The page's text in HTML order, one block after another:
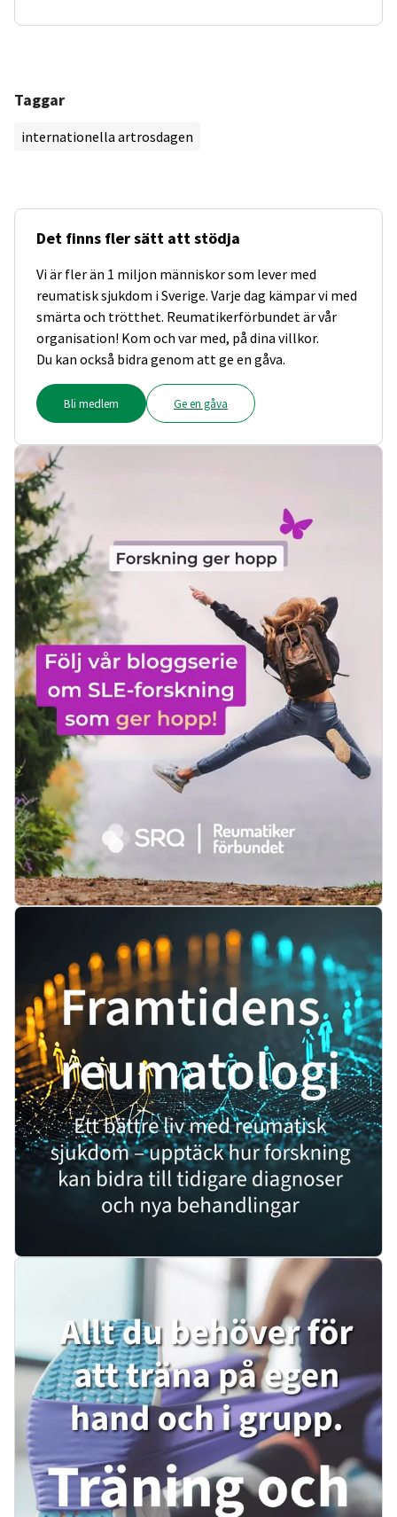
Taggar
internationella artrosdagen
Det finns fler sätt att stödja
Vi är fler än 1 miljon människor som lever med
reumatisk sjukdom i Sverige. Varje dag kämpar vi med
smärta och trötthet. Reumatikerförbundet är vår
organisation! Kom och var med, på dina villkor.
Du kan också bidra genom att ge en gåva.
Bli medlem Ge en gåva